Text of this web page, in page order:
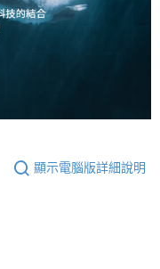
顯示電腦版詳細說明